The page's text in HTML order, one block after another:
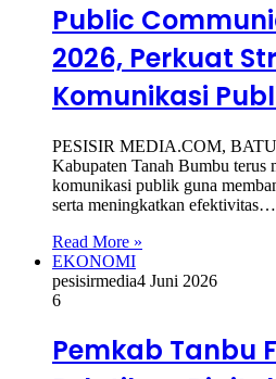
Public
2026, Perkuat
Komunikasi
PESISIR MEDIA.COM,
Kabupaten Tanah Bumbu terus
komunikasi publik guna
serta meningkatkan efektivitas…
Read More »
EKONOMI
pesisirmedia4 Juni 2026
6
Pemkab Tanbu